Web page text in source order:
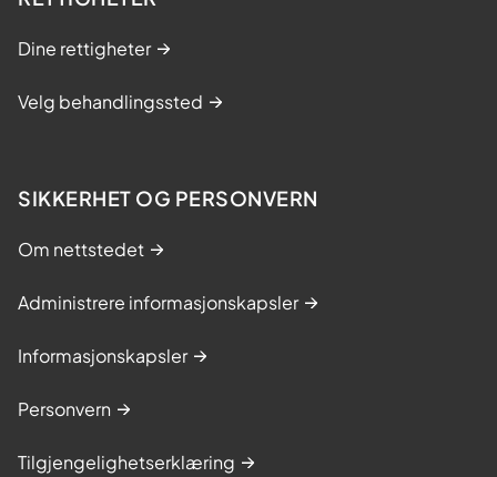
Dine rettigheter
Velg behandlingssted
SIKKERHET OG PERSONVERN
Om nettstedet
Administrere informasjonskapsler
Informasjonskapsler
Personvern
Tilgjengelighetserklæring